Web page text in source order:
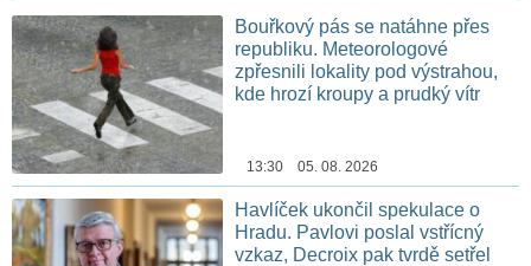
Bouřkový pás se natáhne přes
republiku. Meteorologové
zpřesnili lokality pod výstrahou,
kde hrozí kroupy a prudký vítr
13:30 05. 08. 2026
Havlíček ukončil spekulace o
Hradu. Pavlovi poslal vstřícný
vzkaz, Decroix pak tvrdě setřel